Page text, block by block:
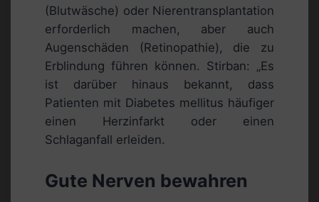
(Blutwäsche) oder Nierentransplantation
erforderlich machen, aber auch
Augenschäden (Retinopathie), die zu
Erblindung führen können. Stirban: „Es
ist darüber hinaus bekannt, dass
Patienten mit Diabetes mellitus häufiger
einen Herzinfarkt oder einen
Schlaganfall erleiden.
Gute Nerven bewahren